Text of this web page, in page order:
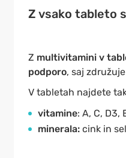
Z vsako tableto
Z multivitamini v
podporo, saj
V tabletah najdete
vitamine: A, C, D3,
minerala:cink in